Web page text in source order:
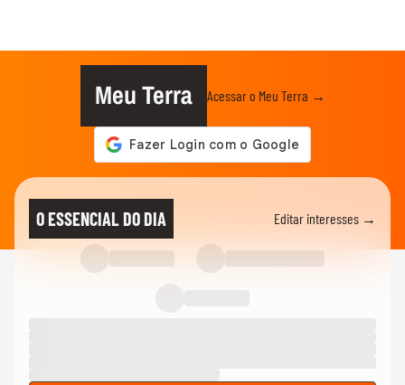
Meu Terra Acessar o Meu Terra →
O ESSENCIAL DO DIA Editar interesses →